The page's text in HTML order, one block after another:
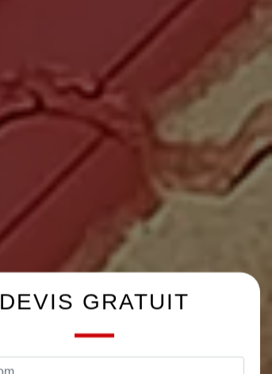
DEVIS GRATUIT